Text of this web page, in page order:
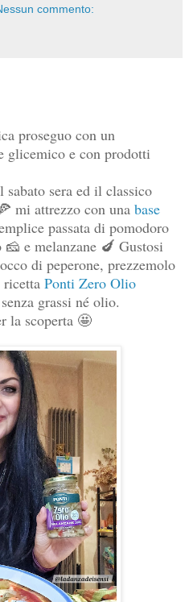
commento:
proseguo con un
glicemico e con prodotti
sera ed il classico
mi attrezzo con una base
passata di pomodoro
e melanzane 🍆 Gustosi
di peperone, prezzemolo
ricetta Ponti Zero Olio
grassi né olio.
la scoperta 🤩